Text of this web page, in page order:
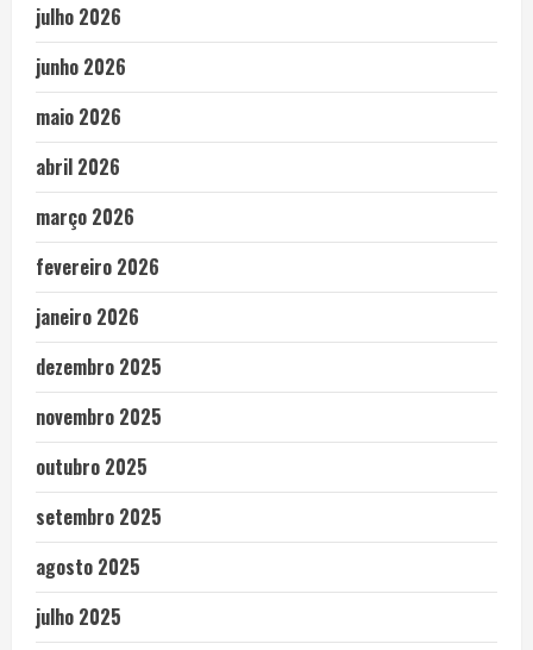
julho 2026
junho 2026
maio 2026
abril 2026
março 2026
fevereiro 2026
janeiro 2026
dezembro 2025
novembro 2025
outubro 2025
setembro 2025
agosto 2025
julho 2025